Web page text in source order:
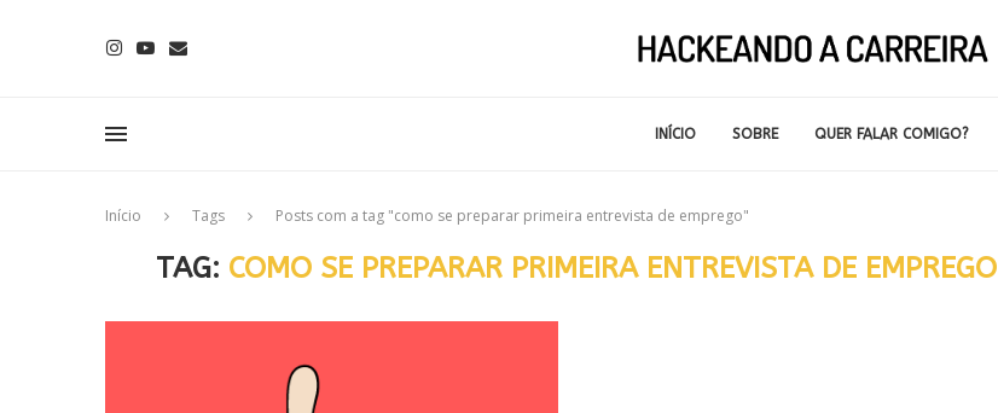
INÍCIO SOBRE QUER FALAR COMIGO?
Início Tags Posts com a tag "como se preparar primeira entrevista de emprego"
TAG: COMO SE PREPARAR PRIMEIRA ENTREVISTA DE EMPREGO